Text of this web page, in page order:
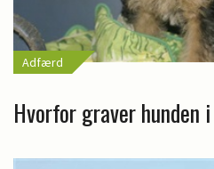
Adfærd
Hvorfor graver hunden